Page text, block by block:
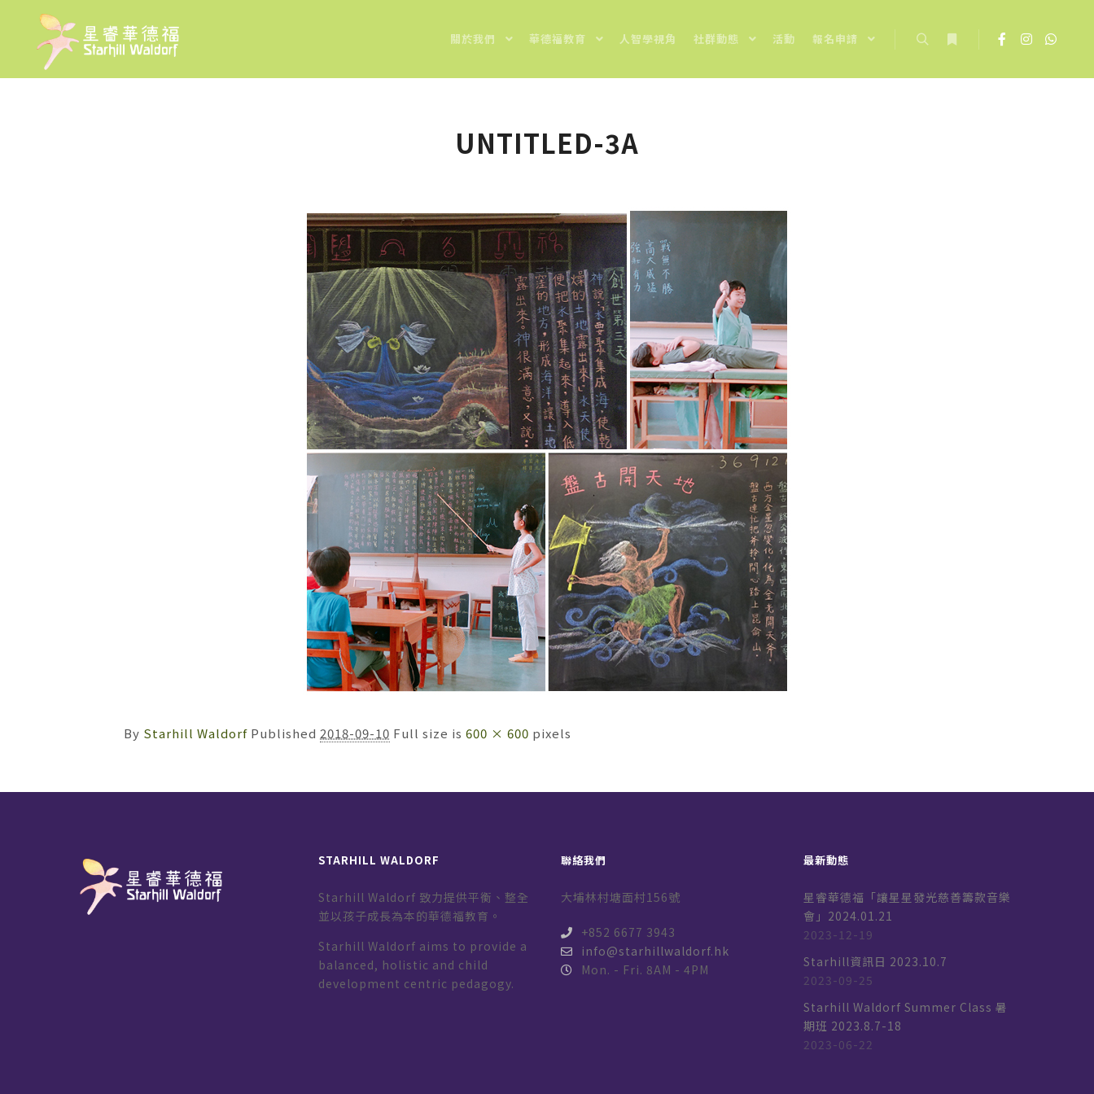
關於我們 華德福教育 人智學視角 社群動態 活動 報名申請
UNTITLED-3A
By Starhill Waldorf Published 2018-09-10 Full size is 600 × 600 pixels
STARHILL WALDORF
Starhill Waldorf 致力提供平衡、整全
並以孩子成長為本的華德福教育。
Starhill Waldorf aims to provide a
balanced, holistic and child
development centric pedagogy.
聯絡我們
大埔林村塘面村156號
+852 6677 3943
info@starhillwaldorf.hk
Mon. - Fri. 8AM - 4PM
最新動態
星睿華德福「讓星星發光慈善籌款音樂
會」2024.01.21
2023-12-19
Starhill資訊日 2023.10.7
2023-09-25
Starhill Waldorf Summer Class 暑
期班 2023.8.7-18
2023-06-22